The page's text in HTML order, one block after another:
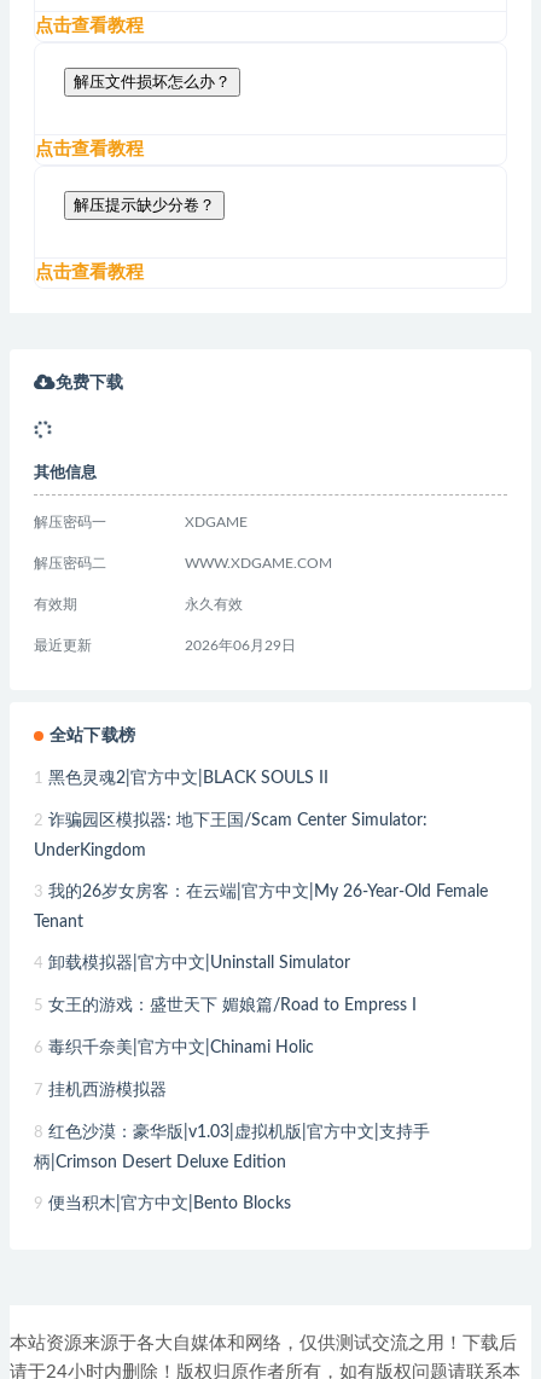
点击查看教程
解压文件损坏怎么办？
点击查看教程
解压提示缺少分卷？
点击查看教程
免费下载
其他信息
解压密码一 XDGAME
解压密码二 WWW.XDGAME.COM
有效期 永久有效
最近更新 2026年06月29日
全站下载榜
1 黑色灵魂2|官方中文|BLACK SOULS II
2 诈骗园区模拟器: 地下王国/Scam Center Simulator:
UnderKingdom
3 我的26岁女房客：在云端|官方中文|My 26-Year-Old Female
Tenant
4 卸载模拟器|官方中文|Uninstall Simulator
5 女王的游戏：盛世天下 媚娘篇/Road to Empress I
6 毒织千奈美|官方中文|Chinami Holic
7 挂机西游模拟器
8 红色沙漠：豪华版|v1.03|虚拟机版|官方中文|支持手
柄|Crimson Desert Deluxe Edition
9 便当积木|官方中文|Bento Blocks
本站资源来源于各大自媒体和网络，仅供测试交流之用！下载后
请于24小时内删除！版权归原作者所有，如有版权问题请联系本